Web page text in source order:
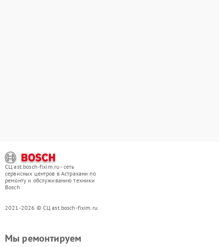
СЦ ast.bosch-fixim.ru - сеть
сервисных центров в Астрахани по
ремонту и обслуживанию техники
Bosch
2021-2026 © СЦ ast.bosch-fixim.ru
Мы ремонтируем